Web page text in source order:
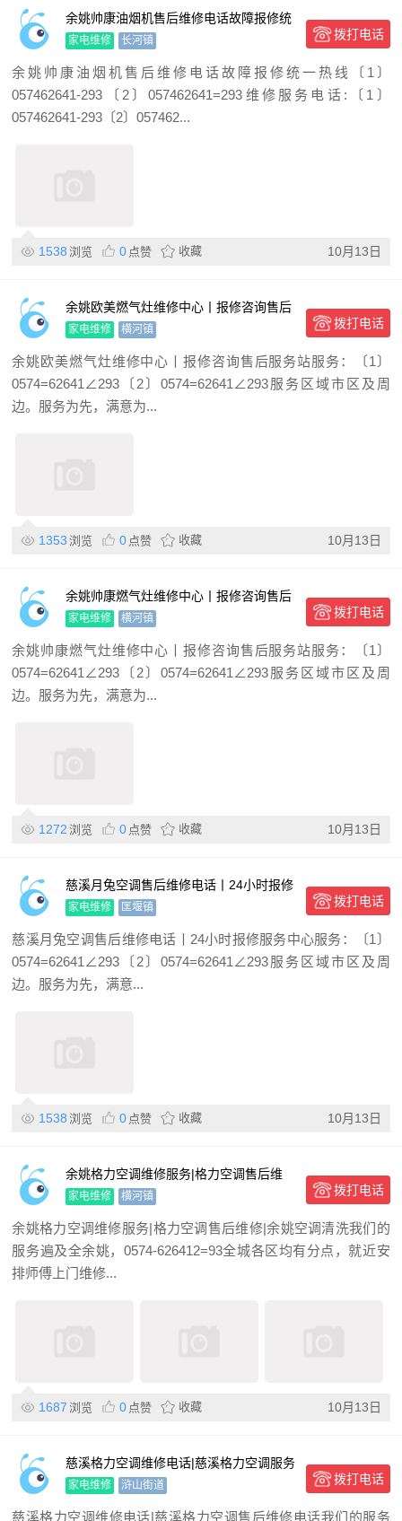
余姚帅康油烟机售后维修电话故障报修统
一热线
家电维修 长河镇 拨打电话
余姚帅康油烟机售后维修电话故障报修统一热线〔1〕
057462641-293〔2〕057462641=293维修服务电话:〔1〕
057462641-293〔2〕057462...
1538 浏览 0 点赞 收藏 10月13日
余姚欧美燃气灶维修中心丨报修咨询售后
服务站
家电维修 横河镇 拨打电话
余姚欧美燃气灶维修中心丨报修咨询售后服务站服务：〔1〕
0574=62641∠293〔2〕0574=62641∠293服务区域市区及周
边。服务为先，满意为...
1353 浏览 0 点赞 收藏 10月13日
余姚帅康燃气灶维修中心丨报修咨询售后
服务站
家电维修 横河镇 拨打电话
余姚帅康燃气灶维修中心丨报修咨询售后服务站服务：〔1〕
0574=62641∠293〔2〕0574=62641∠293服务区域市区及周
边。服务为先，满意为...
1272 浏览 0 点赞 收藏 10月13日
慈溪月兔空调售后维修电话丨24小时报修
服务中心
家电维修 匡堰镇 拨打电话
慈溪月兔空调售后维修电话丨24小时报修服务中心服务：〔1〕
0574=62641∠293〔2〕0574=62641∠293服务区域市区及周
边。服务为先，满意...
1538 浏览 0 点赞 收藏 10月13日
余姚格力空调维修服务|格力空调售后维
修|余姚空调清洗
家电维修 横河镇 拨打电话
余姚格力空调维修服务|格力空调售后维修|余姚空调清洗我们的
服务遍及全余姚，0574-626412=93全城各区均有分点，就近安
排师傅上门维修...
1687 浏览 0 点赞 收藏 10月13日
慈溪格力空调维修电话|慈溪格力空调服务
维修电话
家电维修 浒山街道 拨打电话
慈溪格力空调维修电话|慈溪格力空调售后维修电话我们的服务